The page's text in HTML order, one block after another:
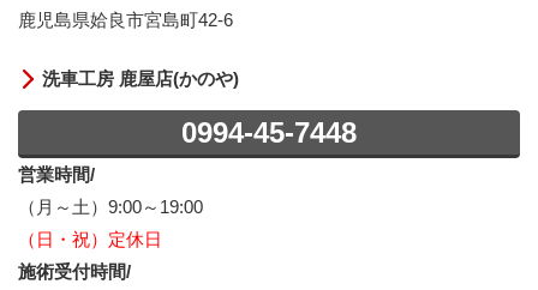
鹿児島県姶良市宮島町42-6
洗車工房 鹿屋店(かのや)
0994-45-7448
営業時間/
（月～土）9:00～19:00
（日・祝）定休日
施術受付時間/